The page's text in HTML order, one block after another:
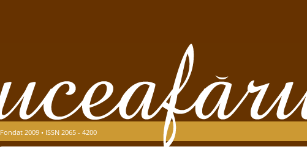
Fondat 2009 • ISSN 2065 - 4200